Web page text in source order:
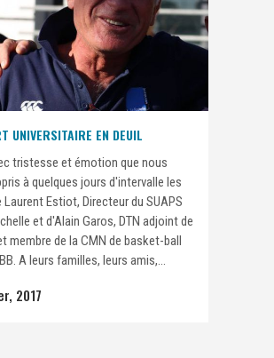
UNIVERSITAIRE EN DEUIL
tristesse et émotion que nous
à quelques jours d'intervalle les
Laurent Estiot, Directeur du SUAPS
et d'Alain Garos, DTN adjoint de
membre de la CMN de basket-ball
A leurs familles, leurs amis,...
2017